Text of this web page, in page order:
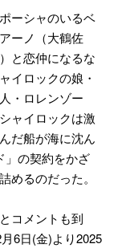
ーシャのいるベ
ーノ（大鶴佐
と恋仲になるな
イロックの娘・
・ロレンゾー
ャイロックは激
だ船が海に沈ん
」の契約をかざ
めるのだった。
コメントも到
6日(金)より2025